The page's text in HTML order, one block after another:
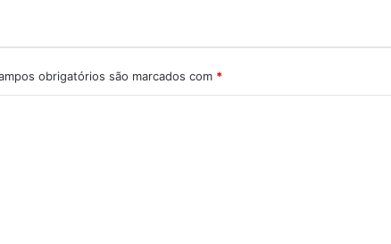
obrigatórios são marcados com *